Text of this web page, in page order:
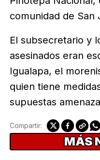
comunidad de San
El subsecretario y
asesinados eran
Igualapa, el
quien tiene
supuestas
Compartir:
MÁS